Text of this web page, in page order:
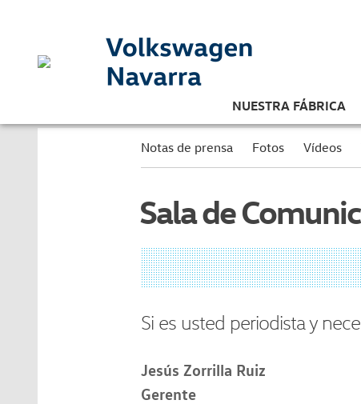
NUESTRA FÁBRICA
Notas de prensa Fotos Vídeos
Sala de
Si es usted periodista y
Jesús Zorrilla Ruiz
Gerente